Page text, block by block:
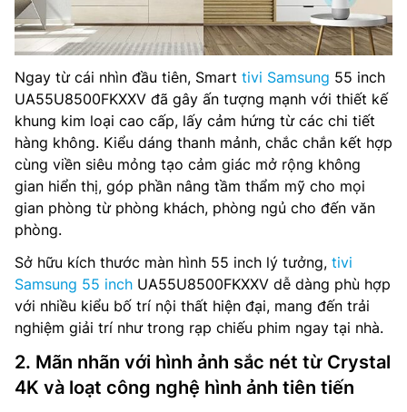
Ngay từ cái nhìn đầu tiên, Smart tivi Samsung 55 inch
UA55U8500FKXXV đã gây ấn tượng mạnh với thiết kế
khung kim loại cao cấp, lấy cảm hứng từ các chi tiết
hàng không. Kiểu dáng thanh mảnh, chắc chắn kết hợp
cùng viền siêu mỏng tạo cảm giác mở rộng không
gian hiển thị, góp phần nâng tầm thẩm mỹ cho mọi
gian phòng từ phòng khách, phòng ngủ cho đến văn
phòng.
Sở hữu kích thước màn hình 55 inch lý tưởng, tivi
Samsung 55 inch UA55U8500FKXXV dễ dàng phù hợp
với nhiều kiểu bố trí nội thất hiện đại, mang đến trải
nghiệm giải trí như trong rạp chiếu phim ngay tại nhà.
2. Mãn nhãn với hình ảnh sắc nét từ Crystal
4K và loạt công nghệ hình ảnh tiên tiến